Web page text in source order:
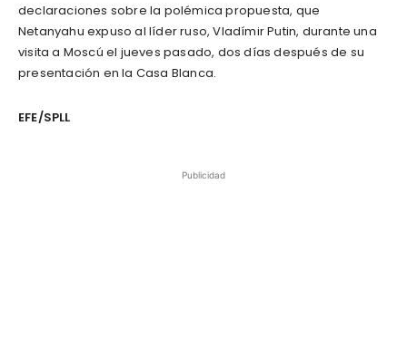
declaraciones sobre la polémica propuesta, que
Netanyahu expuso al líder ruso, Vladímir Putin, durante una
visita a Moscú el jueves pasado, dos días después de su
presentación en la Casa Blanca.
EFE/SPLL
Publicidad